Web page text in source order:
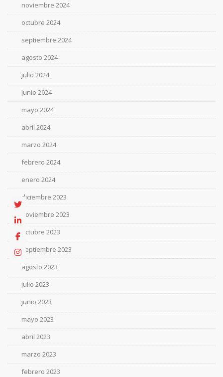
noviembre 2024
octubre 2024
septiembre 2024
agosto 2024
julio 2024
junio 2024
mayo 2024
abril 2024
marzo 2024
febrero 2024
enero 2024
diciembre 2023
noviembre 2023
octubre 2023
septiembre 2023
agosto 2023
julio 2023
junio 2023
mayo 2023
abril 2023
marzo 2023
febrero 2023